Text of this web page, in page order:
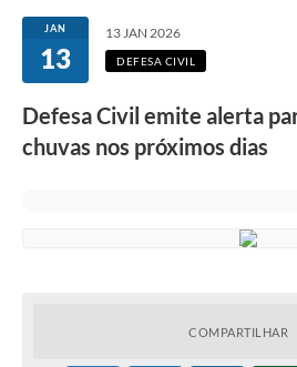
JAN
13
13 JAN 2026
DEFESA CIVIL
Defesa Civil emite alerta
chuvas nos próximos dias
COMPARTILHAR